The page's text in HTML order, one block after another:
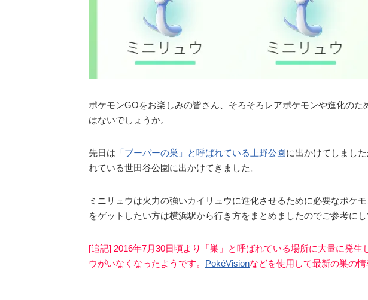
ポケモンGOをお楽しみの皆さん、そろそろレアポケモンや進化の
はないでしょうか。
先日は 「ブーバーの巣」と呼ばれている上野公園に出かけてしまし
れている世田谷公園に出かけてきました。
ミニリュウは火力の強いカイリュウに進化させるために必要なポケ
をゲットしたい方は横浜駅から行き方をまとめましたのでご参考にし
[追記] 2016年7月30日頃より「巣」と呼ばれている場所に大量に発生
ウがいなくなったようです。 PokéVisionなどを使用して最新の巣の情